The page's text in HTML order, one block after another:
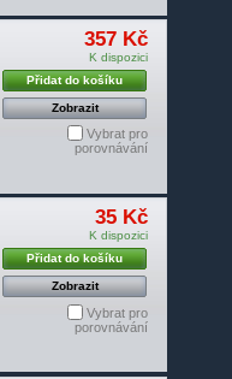
357 Kč
K dispozici
Přidat do košíku
Zobrazit
Vybrat pro
porovnávání
35 Kč
K dispozici
Přidat do košíku
Zobrazit
Vybrat pro
porovnávání